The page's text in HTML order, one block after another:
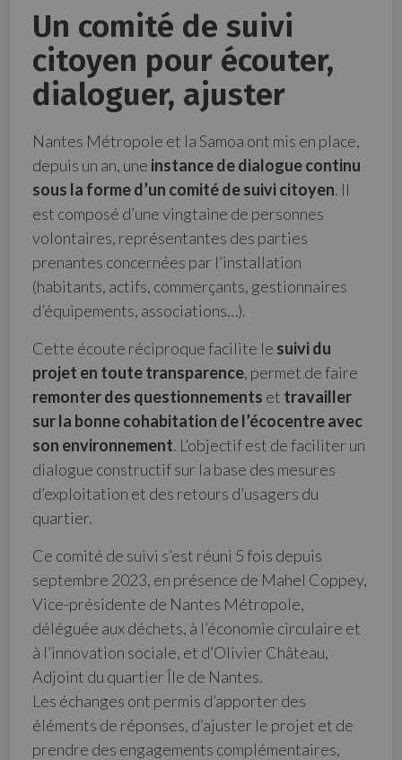
Un comité de suivi
citoyen pour écouter,
dialoguer, ajuster
Nantes Métropole et la Samoa ont mis en place,
depuis un an, une instance de dialogue continu
sous la forme d’un comité de suivi citoyen. Il
est composé d’une vingtaine de personnes
volontaires, représentantes des parties
prenantes concernées par l’installation
(habitants, actifs, commerçants, gestionnaires
d’équipements, associations…).
Cette écoute réciproque facilite le suivi du
projet en toute transparence, permet de faire
remonter des questionnements et travailler
sur la bonne cohabitation de l’écocentre avec
son environnement. L’objectif est de faciliter un
dialogue constructif sur la base des mesures
d’exploitation et des retours d’usagers du
quartier.
Ce comité de suivi s’est réuni 5 fois depuis
septembre 2023, en présence de Mahel Coppey,
Vice-présidente de Nantes Métropole,
déléguée aux déchets, à l’économie circulaire et
à l’innovation sociale, et d’Olivier Château,
Adjoint du quartier Île de Nantes.
Les échanges ont permis d’apporter des
éléments de réponses, d’ajuster le projet et de
prendre des engagements complémentaires,